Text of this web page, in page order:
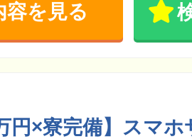
容を見る
円×寮完備】スマ